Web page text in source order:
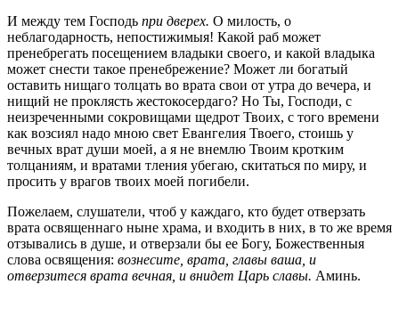
И между тем Господь при дверех. О милость, о
неблагодарность, непостижимыя! Какой раб может
пренебрегать посещением владыки своего, и какой владыка
может снести такое пренебрежение? Может ли богатый
оставить нищаго толцать во врата свои от утра до вечера, и
нищий не проклясть жестокосердаго? Но Ты, Господи, с
неизреченными сокровищами щедрот Твоих, с того времени
как возсиял надо мною свет Евангелия Твоего, стоишь у
вечных врат души моей, а я не внемлю Твоим кротким
толцаниям, и вратами тления убегаю, скитаться по миру, и
просить у врагов твоих моей погибели.
Пожелаем, слушатели, чтоб у каждаго, кто будет отверзать
врата освященнаго ныне храма, и входить в них, в то же время
отзывались в душе, и отверзали бы ее Богу, Божественныя
слова освящения: вознесите, врата, главы ваша, и
отверзитеся врата вечная, и внидет Царь славы. Аминь.